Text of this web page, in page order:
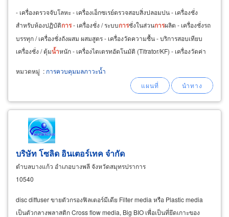
- เครื่องตรวจจับโลหะ - เครื่องเอ็กซเรย์ตรวจสอบสิ่งปลอมปน - เครื่องชั่ง
สำหรับห้องปฏิบัติการ- เครื่องชั่ง / ระบบการชั่งในส่วนการผลิต - เครื่องชั่งรถ
บรรทุก / เครื่องชั่งถังผสม ผสมสูตร - เครื่องวัดความชื้น - บริการสอบเทียบ
เครื่องชั่ง / ตุ้มน้ำหนัก - เครื่องไตเตรทอัตโนมัติ (Titrator/KF) - เครื่องวัดค่า
หมวดหมู่ : การควบคุมมลภาวะน้ำ
บริษัท โซลิด อินเตอร์เทค จำกัด
ตำบลบางแก้ว อำเภอบางพลี จังหวัดสมุทรปราการ
10540
disc diffuser ขายตัวกรองฟิลเตอร์มีเดีย Filter media หรือ Plastic media
เป็นตัวกลางพลาสติก Cross flow media, Big BIO เพื่อเป็นที่ยึดเกาะของ